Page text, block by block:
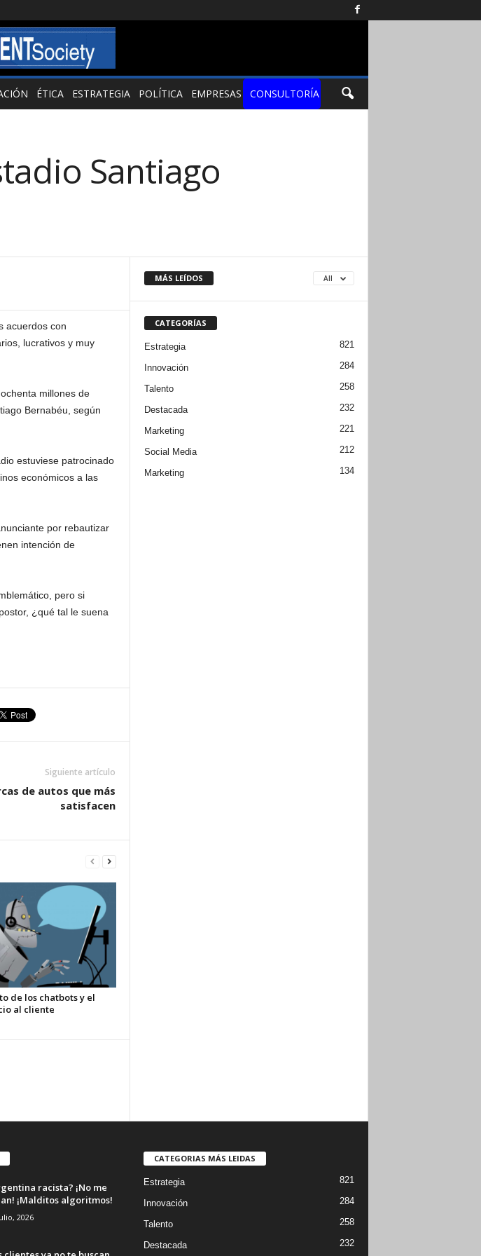
ÉTICA ESTRATEGIA POLÍTICA EMPRESAS CONSULTORÍA
Santiago
acuerdos con
lucrativos y muy
millones de
Bernabéu, según
estuviese patrocinado
económicos a las
por rebautizar
intención de
pero si
¿qué tal le suena
Siguiente artículo
de autos que más
satisfacen
de los chatbots y el
al cliente
MÁS LEÍDOS All
CATEGORÍAS
Estrategia 821
Innovación 284
Talento 258
Destacada 232
Marketing 221
Social Media 212
Marketing 134
racista? ¡No me
¡Malditos algoritmos!
2026
CATEGORIAS MÁS LEIDAS
Estrategia 821
Innovación 284
Talento 258
Destacada 232